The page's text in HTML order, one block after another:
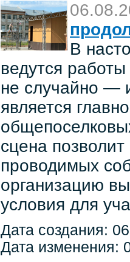
В
ведутся
не случайно —
является
сцена
проводимых
организацию
условия для
Дата создания:
Дата изменения: